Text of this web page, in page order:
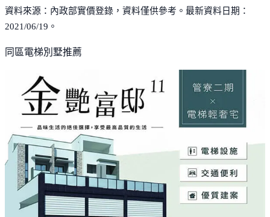
資料來源：內政部實價登錄，資料僅供參考。最新資料日期：
2021/06/19。
同區電梯別墅推薦